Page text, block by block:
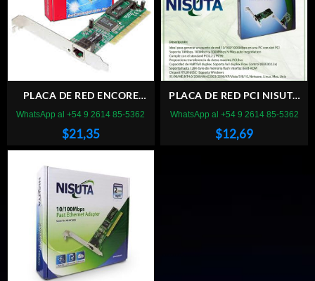
PLACA DE RED ENCORE
ENL832 PCI
$21,35
WhatsApp al +54 9 2614 85-5362
PLACA DE RED PCI NISUTA
10/100/1000 MBPS
$12,69
WhatsApp al +54 9 2614 85-5362